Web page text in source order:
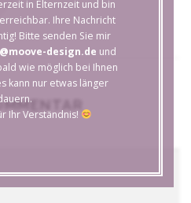
in Elternzeit und bin
Ihre Nachricht
Bitte senden Sie mir
design.de und
wie möglich bei Ihnen
kann nur etwas länger
Ihr Verständnis!